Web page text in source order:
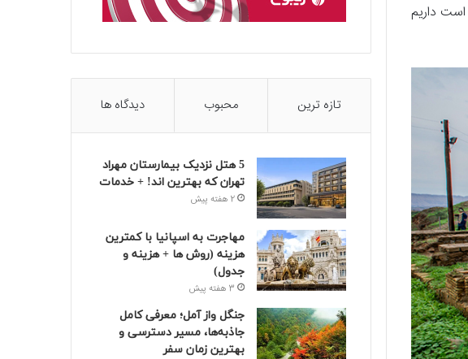
است داریم
تازه ترین محبوب دیدگاه ها
5 هتل نزدیک بیمارستان مهراد
تهران که بهترین‌ اند! + خدمات
2 هفته پیش
مهاجرت به اسپانیا با کمترین
هزینه (روش ها + هزینه و
جدول)
3 هفته پیش
جنگل واز آمل؛ معرفی کامل
جاذبه‌ها، مسیر دسترسی و
بهترین زمان سفر